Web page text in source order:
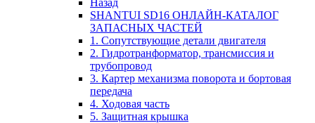
Назад
SHANTUI SD16 ОНЛАЙН-КАТАЛОГ
ЗАПАСНЫХ ЧАСТЕЙ
1. Сопутствующие детали двигателя
2. Гидротранформатор, трансмиссия и
трубопровод
3. Картер механизма поворота и бортовая
передача
4. Ходовая часть
5. Защитная крышка